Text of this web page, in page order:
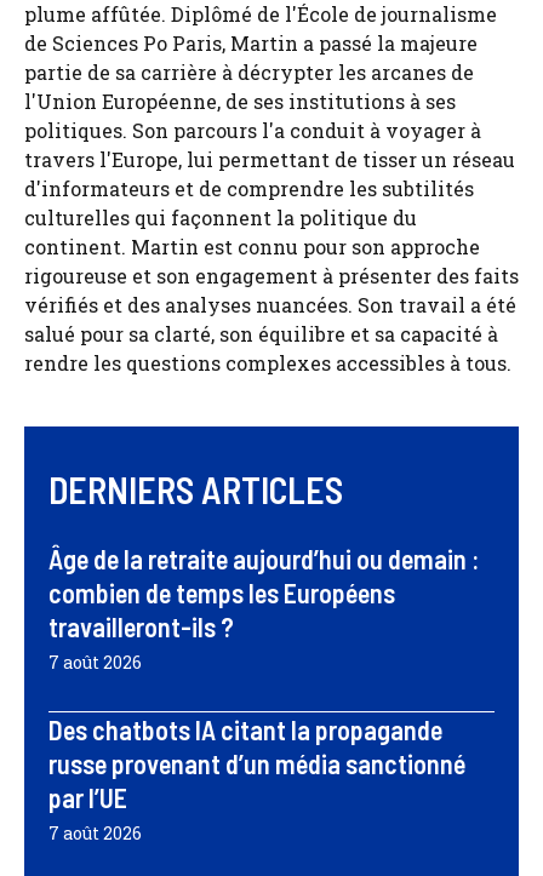
plume affûtée. Diplômé de l'École de journalisme
de Sciences Po Paris, Martin a passé la majeure
partie de sa carrière à décrypter les arcanes de
l'Union Européenne, de ses institutions à ses
politiques. Son parcours l'a conduit à voyager à
travers l'Europe, lui permettant de tisser un réseau
d'informateurs et de comprendre les subtilités
culturelles qui façonnent la politique du
continent. Martin est connu pour son approche
rigoureuse et son engagement à présenter des faits
vérifiés et des analyses nuancées. Son travail a été
salué pour sa clarté, son équilibre et sa capacité à
rendre les questions complexes accessibles à tous.
DERNIERS ARTICLES
Âge de la retraite aujourd’hui ou demain :
combien de temps les Européens
travailleront-ils ?
7 août 2026
Des chatbots IA citant la propagande
russe provenant d’un média sanctionné
par l’UE
7 août 2026